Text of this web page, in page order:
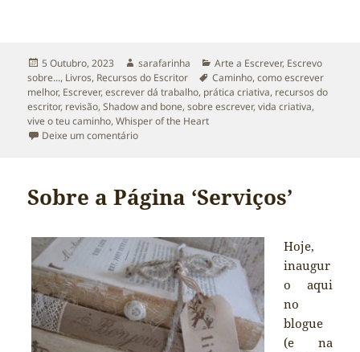
Publicado
a
5 Outubro, 2023 Autor
sarafarinha Categorias
Arte a Escrever, Escrevo
sobre..., Livros, Recursos do Escritor Etiquetas
Caminho,como escrever
melhor, Escrever,escrever dá trabalho, prática criativa, recursos do
escritor, revisão,Shadow and bone,sobre escrever,vida criativa,
vive o teu caminho,Whisper of the Heart
Deixe um comentáriosobre 10 Ideias para a tua Escrita
Sobre a Página ‘Serviços’
Hoje,
inaugur
o aqui
no
blogue
(e na